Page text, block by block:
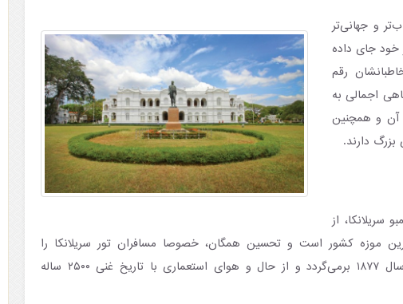
و جهانی‌تر
خود جای داده
رقم
اجمالی به
آن و همچنین
دارند.
سریلانکا، از
موزه کشور است و تحسین همگان، خصوصا مسافران تور سریلانکا را
برمی‌انگیزاند. قدمت این موزه، به سال ۱۸۷۷ برمی‌گردد و از حال و هوای استعماری با تاریخ غنی ۲۵۰۰ ساله